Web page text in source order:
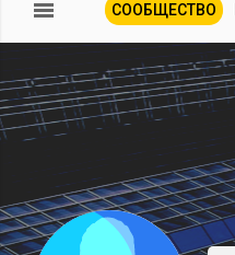
СООБЩЕСТВО